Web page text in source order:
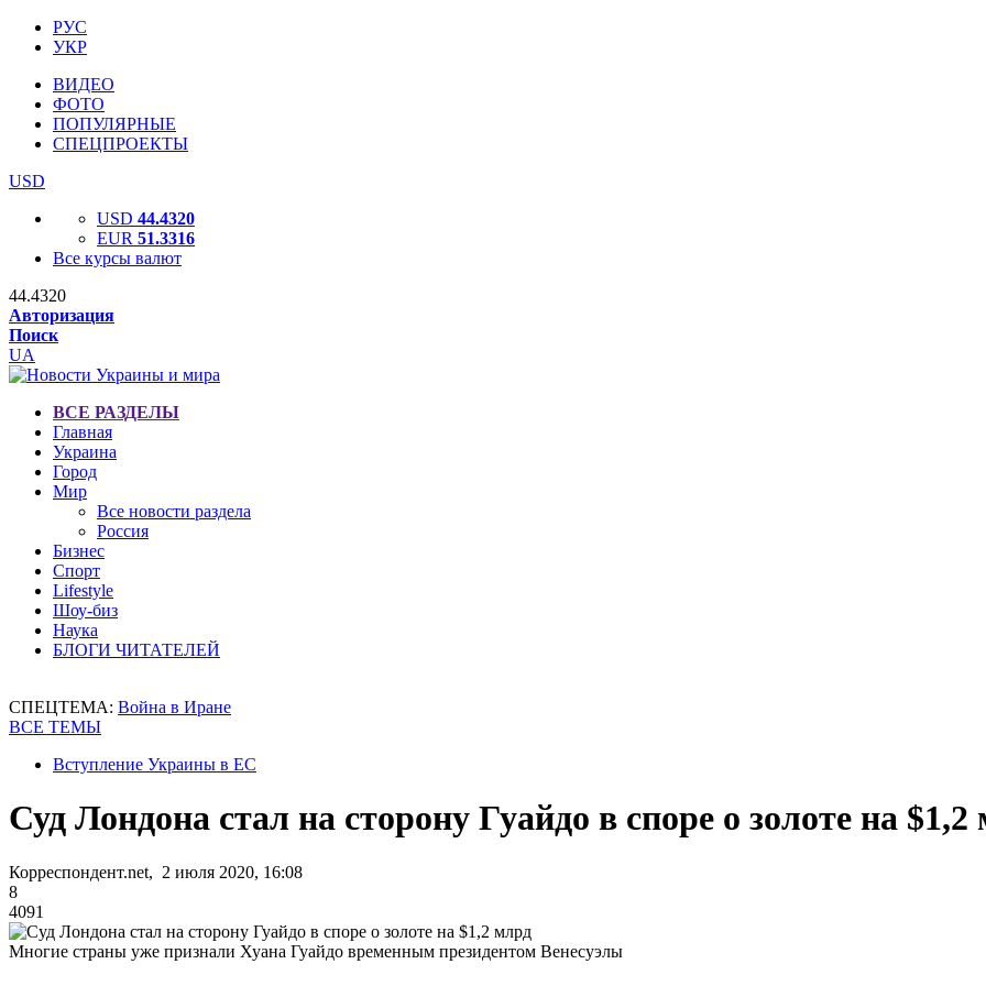
РУС
УКР
ВИДЕО
ФОТО
ПОПУЛЯРНЫЕ
СПЕЦПРОЕКТЫ
USD
USD 44.4320
EUR 51.3316
Все курсы валют
44.4320
Авторизация
Поиск
UA
ВСЕ РАЗДЕЛЫ
Главная
Украина
Город
Мир
Все новости раздела
Россия
Бизнес
Спорт
Lifestyle
Шоу-биз
Наука
БЛОГИ ЧИТАТЕЛЕЙ
СПЕЦТЕМА: Война в Иране
ВСЕ ТЕМЫ
Вступление Украины в ЕС
Суд Лондона стал на сторону Гуайдо в споре о золоте на $1,2
Корреспондент.net, 2 июля 2020, 16:08
8
4091
Многие страны уже признали Хуана Гуайдо временным президентом Венесуэлы